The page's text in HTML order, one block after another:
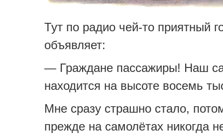
Тут по радио чей-то приятный
объявляет:
— Граждане пассажиры! Наш
находится на высоте восемь
Мне сразу страшно стало,
прежде на самолётах никогда